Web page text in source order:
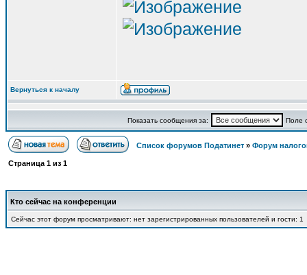
Вернуться к началу
Показать сообщения за: Поле
Список форумов Податинет » Форум
Страница 1 из 1
Кто сейчас на конференции
Сейчас этот форум просматривают: нет зарегистрированных пользователей и гости: 1